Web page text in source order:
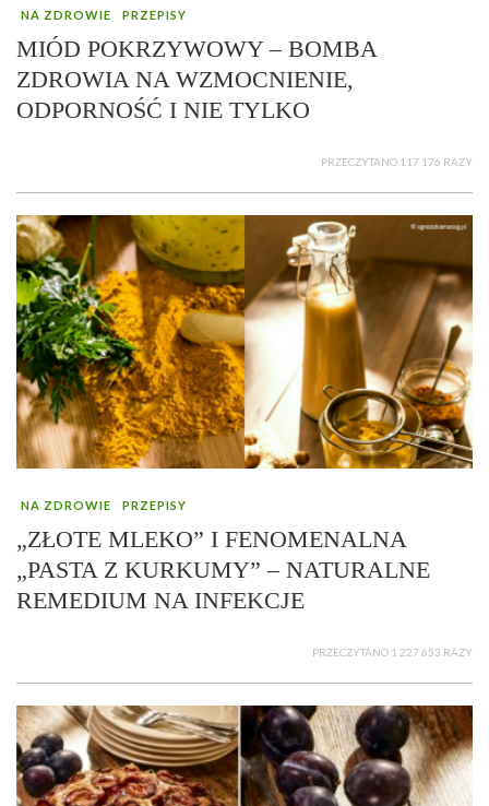
NA ZDROWIE PRZEPISY
MIÓD POKRZYWOWY – BOMBA
ZDROWIA NA WZMOCNIENIE,
ODPORNOŚĆ I NIE TYLKO
PRZECZYTANO 117 176 RAZY
NA ZDROWIE PRZEPISY
„ZŁOTE MLEKO” I FENOMENALNA
„PASTA Z KURKUMY” – NATURALNE
REMEDIUM NA INFEKCJE
PRZECZYTANO 1 227 653 RAZY